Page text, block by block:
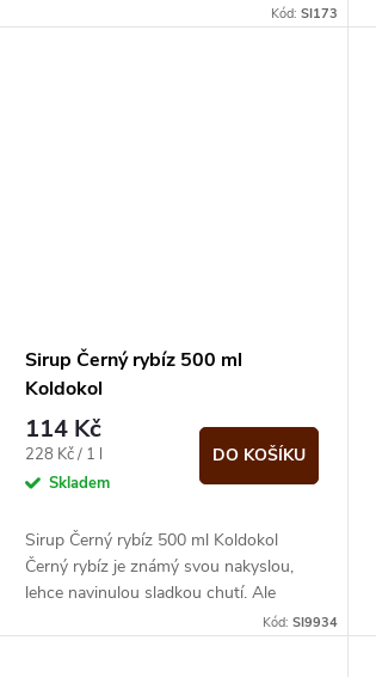
Kód: SI173
Sirup Černý rybíz 500 ml
Koldokol
114 Kč
Měrná
cena:
228 Kč / 1 l
Skladem
DO KOŠÍKU
Sirup Černý rybíz 500 ml Koldokol
Černý rybíz je známý svou nakyslou,
lehce navinulou sladkou chutí. Ale
Kód: SI9934